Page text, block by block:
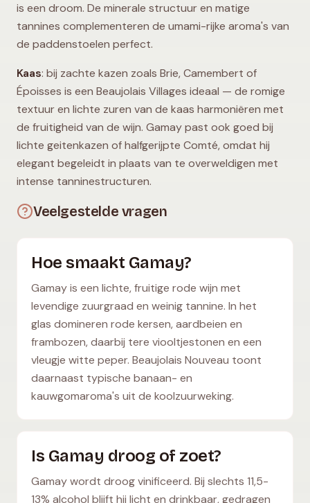
is een droom. De minerale structuur en matige
tannines complementeren de umami-rijke aroma's van
de paddenstoelen perfect.
Kaas: bij zachte kazen zoals Brie, Camembert of
Époisses is een Beaujolais Villages ideaal — de romige
textuur en lichte zuren van de kaas harmoniëren met
de fruitigheid van de wijn. Gamay past ook goed bij
lichte geitenkazen of halfgerijpte Comté, omdat hij
elegant begeleidt in plaats van te overweldigen met
intense tanninestructuren.
Veelgestelde vragen
Hoe smaakt Gamay?
Gamay is een lichte, fruitige rode wijn met
levendige zuurgraad en weinig tannine. In het
glas domineren rode kersen, aardbeien en
frambozen, daarbij tere viooltjestonen en een
vleugje witte peper. Beaujolais Nouveau toont
daarnaast typische banaan- en
kauwgomaroma's uit de koolzuurweking.
Is Gamay droog of zoet?
Gamay wordt droog vinificeerd. Bij slechts 11,5-
13% alcohol blijft hij licht en drinkbaar, gedragen